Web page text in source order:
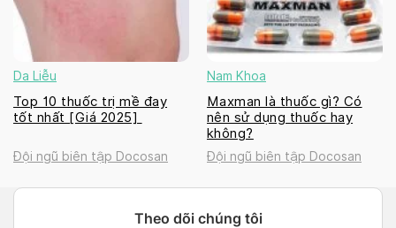
Da Liễu
Top 10 thuốc trị mề đay
tốt nhất [Giá 2025]
Đội ngũ biên tập Docosan
Nam Khoa
Maxman là thuốc gì? Có
nên sử dụng thuốc hay
không?
Đội ngũ biên tập Docosan
Theo dõi chúng tôi